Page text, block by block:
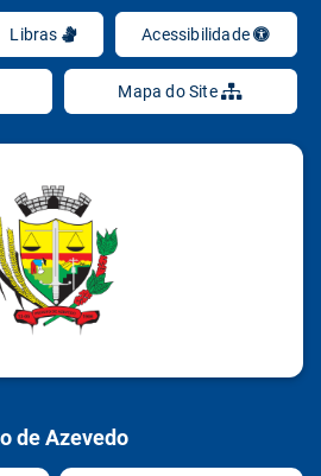
Libras Acessibilidade
Mapa do Site
de Azevedo